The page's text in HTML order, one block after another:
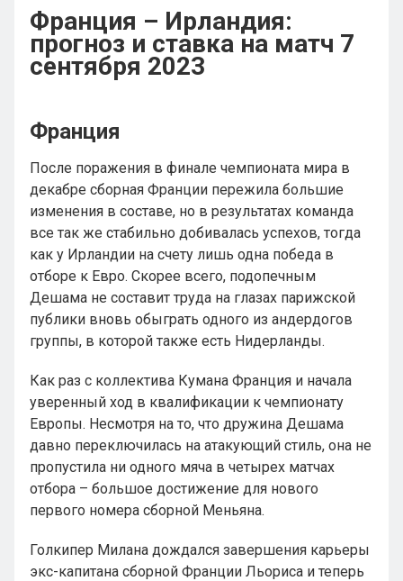
Франция – Ирландия:
прогноз и ставка на матч 7
сентября 2023
Франция
После поражения в финале чемпионата мира в
декабре сборная Франции пережила большие
изменения в составе, но в результатах команда
все так же стабильно добивалась успехов, тогда
как у Ирландии на счету лишь одна победа в
отборе к Евро. Скорее всего, подопечным
Дешама не составит труда на глазах парижской
публики вновь обыграть одного из андердогов
группы, в которой также есть Нидерланды.
Как раз с коллектива Кумана Франция и начала
уверенный ход в квалификации к чемпионату
Европы. Несмотря на то, что дружина Дешама
давно переключилась на атакующий стиль, она не
пропустила ни одного мяча в четырех матчах
отбора – большое достижение для нового
первого номера сборной Меньяна.
Голкипер Милана дождался завершения карьеры
экс-капитана сборной Франции Льориса и теперь